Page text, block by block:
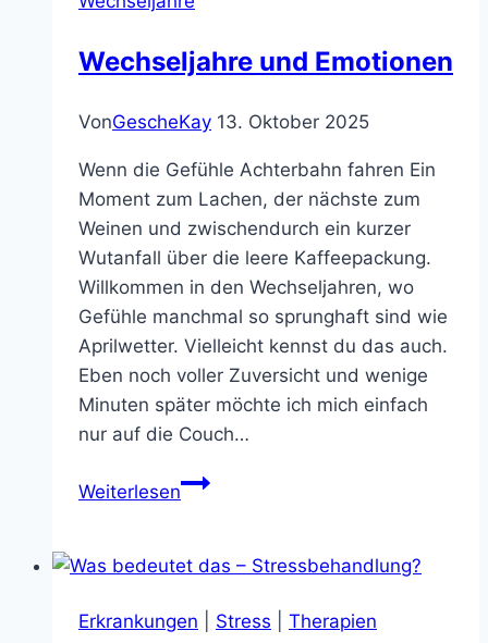
Körper
jetzt
Unterstützung!
✨
Wechseljahre und Emotionen
VonGescheKay 13. Oktober 2025
Wenn die Gefühle Achterbahn fahren Ein
Moment zum Lachen, der nächste zum
Weinen und zwischendurch ein kurzer
Wutanfall über die leere Kaffeepackung.
Willkommen in den Wechseljahren, wo
Gefühle manchmal so sprunghaft sind wie
Aprilwetter. Vielleicht kennst du das auch.
Eben noch voller Zuversicht und wenige
Minuten später möchte ich mich einfach
nur auf die Couch…
WeiterlesenWechseljahre
Erkrankungen Stress Therapien